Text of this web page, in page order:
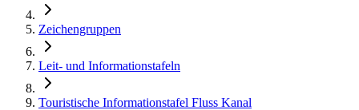
Zeichengruppen
Leit- und Informationstafeln
Touristische Informationstafel Fluss Kanal